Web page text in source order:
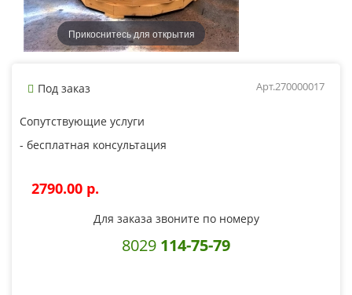
Прикоснитесь для открытия
Под заказ Арт.270000017
Сопутствующие услуги
- бесплатная консультация
2790.00 p.
Для заказа звоните по номеру
8029 114-75-79